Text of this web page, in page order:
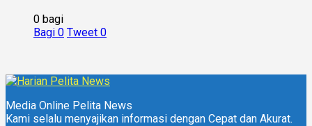
0 bagi
Bagi 0 Tweet 0
Media Online Pelita News
Kami selalu menyajikan informasi dengan Cepat dan Akurat.